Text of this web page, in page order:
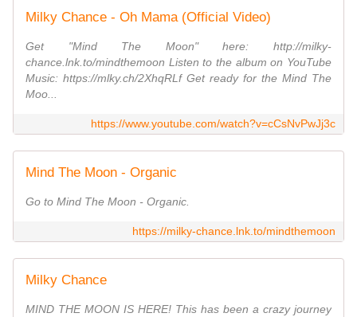
Milky Chance - Oh Mama (Official Video)
Get "Mind The Moon" here: http://milky-
chance.lnk.to/mindthemoon Listen to the album on YouTube
Music: https://mlky.ch/2XhqRLf Get ready for the Mind The
Moo...
https://www.youtube.com/watch?v=cCsNvPwJj3c
Mind The Moon - Organic
Go to Mind The Moon - Organic.
https://milky-chance.lnk.to/mindthemoon
Milky Chance
MIND THE MOON IS HERE! This has been a crazy journey